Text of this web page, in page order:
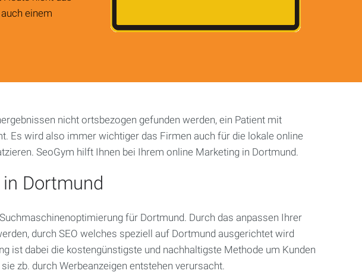
Affiliate
Marketing
einem
nicht ortsbezogen gefunden werden, ein Patient mit
Es wird also immer wichtiger das Firmen auch für die lokale online
SeoGym hilft Ihnen bei Ihrem online Marketing in Dortmund.
Dortmund
für Dortmund. Durch das anpassen Ihrer
durch SEO welches speziell auf Dortmund ausgerichtet wird
ist dabei die kostengünstigste und nachhaltigste Methode um Kunden
zb. durch Werbeanzeigen entstehen verursacht.